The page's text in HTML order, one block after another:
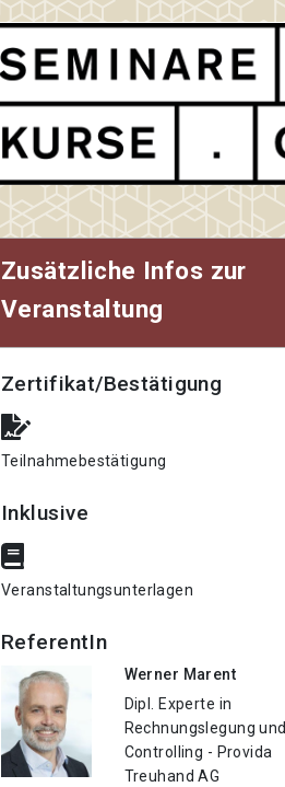
Zusätzliche Infos zur
Veranstaltung
Zertifikat/Bestätigung
Teilnahmebestätigung
Inklusive
Veranstaltungsunterlagen
ReferentIn
Werner Marent
Dipl. Experte in
Rechnungslegung und
Controlling - Provida
Treuhand AG